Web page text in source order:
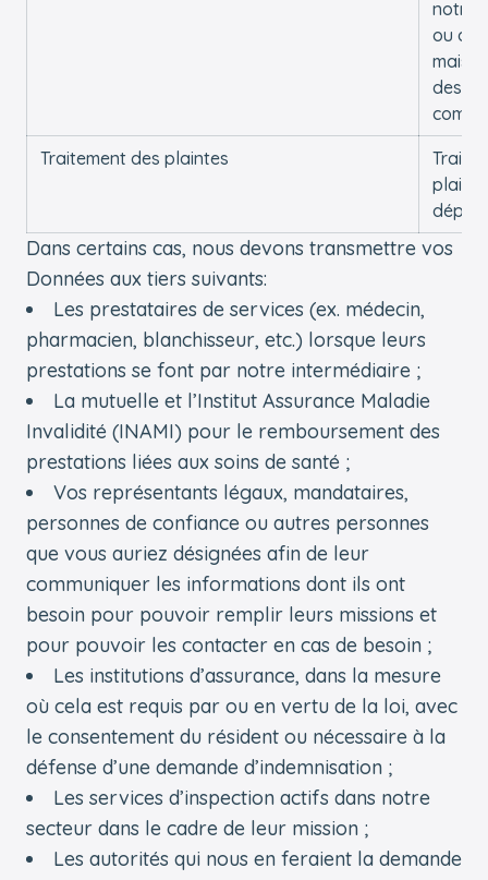
notre
ou
des
Traitement des plaintes
Dans certains cas, nous devons transmettre vos
Données aux tiers suivants:
Les prestataires de services (ex. médecin,
pharmacien, blanchisseur, etc.) lorsque leurs
prestations se font par notre intermédiaire ;
La mutuelle et l’Institut Assurance Maladie
Invalidité (INAMI) pour le remboursement des
prestations liées aux soins de santé ;
Vos représentants légaux, mandataires,
personnes de confiance ou autres personnes
que vous auriez désignées afin de leur
communiquer les informations dont ils ont
besoin pour pouvoir remplir leurs missions et
pour pouvoir les contacter en cas de besoin ;
Les institutions d’assurance, dans la mesure
où cela est requis par ou en vertu de la loi, avec
le consentement du résident ou nécessaire à la
défense d’une demande d’indemnisation ;
Les services d’inspection actifs dans notre
secteur dans le cadre de leur mission ;
Les autorités qui nous en feraient la demande